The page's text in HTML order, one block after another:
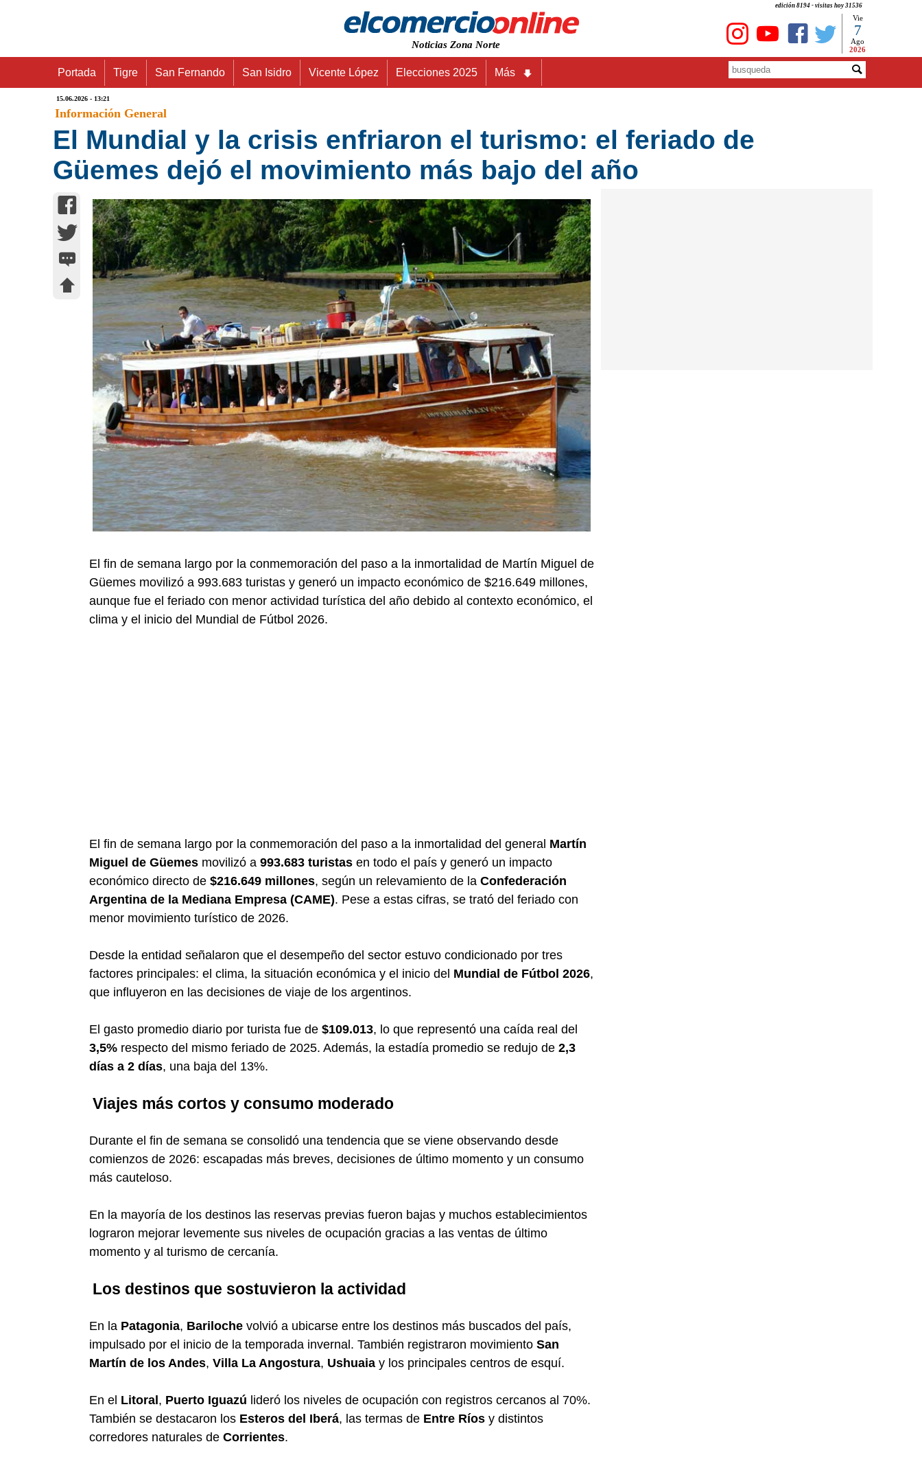
edición 8194 - visitas hoy 31536
Noticias Zona Norte
Vie
7
Ago
2026
Portada Tigre San Fernando San Isidro Vicente López Elecciones 2025 Más
15.06.2026 - 13:21
Información General
El Mundial y la crisis enfriaron el turismo: el feriado de
Güemes dejó el movimiento más bajo del año
El fin de semana largo por la conmemoración del paso a la inmortalidad de Martín Miguel de
Güemes movilizó a 993.683 turistas y generó un impacto económico de $216.649 millones,
aunque fue el feriado con menor actividad turística del año debido al contexto económico, el
clima y el inicio del Mundial de Fútbol 2026.
El fin de semana largo por la conmemoración del paso a la inmortalidad del general Martín
Miguel de Güemes movilizó a 993.683 turistas en todo el país y generó un impacto
económico directo de $216.649 millones, según un relevamiento de la Confederación
Argentina de la Mediana Empresa (CAME). Pese a estas cifras, se trató del feriado con
menor movimiento turístico de 2026.
Desde la entidad señalaron que el desempeño del sector estuvo condicionado por tres
factores principales: el clima, la situación económica y el inicio del Mundial de Fútbol 2026,
que influyeron en las decisiones de viaje de los argentinos.
El gasto promedio diario por turista fue de $109.013, lo que representó una caída real del
3,5% respecto del mismo feriado de 2025. Además, la estadía promedio se redujo de 2,3
días a 2 días, una baja del 13%.
Viajes más cortos y consumo moderado
Durante el fin de semana se consolidó una tendencia que se viene observando desde
comienzos de 2026: escapadas más breves, decisiones de último momento y un consumo
más cauteloso.
En la mayoría de los destinos las reservas previas fueron bajas y muchos establecimientos
lograron mejorar levemente sus niveles de ocupación gracias a las ventas de último
momento y al turismo de cercanía.
Los destinos que sostuvieron la actividad
En la Patagonia, Bariloche volvió a ubicarse entre los destinos más buscados del país,
impulsado por el inicio de la temporada invernal. También registraron movimiento San
Martín de los Andes, Villa La Angostura, Ushuaia y los principales centros de esquí.
En el Litoral , Puerto Iguazú lideró los niveles de ocupación con registros cercanos al 70%.
También se destacaron los Esteros del Iberá, las termas de Entre Ríos y distintos
corredores naturales de Corrientes.